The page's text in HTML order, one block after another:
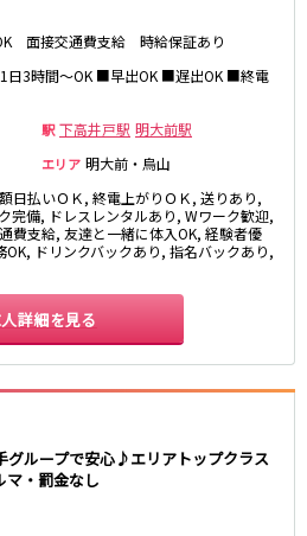
面接交通費支給 時給保証あり
日3時間～OK ■早出OK ■遅出OK ■終電
駅 下高井戸駅 明大前駅
エリア 明大前・烏山
日払いＯＫ, 終電上がりＯＫ, 送りあり,
完備, ドレスレンタルあり, Wワーク歓迎,
費支給, 友達と一緒に体入OK, 経験者優
ドリンクバックあり, 指名バックあり,
詳細を見る
グループで安心♪エリアトップクラス
・罰金なし
志木
草加
川口
上尾
深谷
船橋
津田沼
東金・茂原・長生
高尾駅
池袋駅
新宿駅
神田駅
恵比寿駅
御徒町駅
日暮里駅
原宿駅